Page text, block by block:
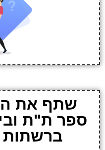
שתף את
ספר ת"ת
ברשתות